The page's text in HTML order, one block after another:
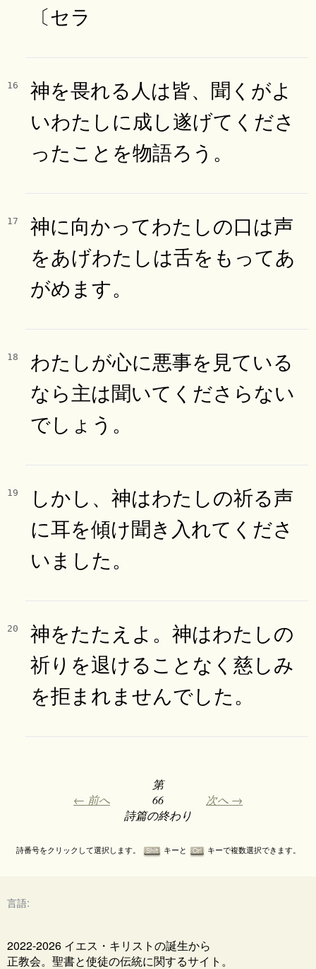
〔セラ
16
神を畏れる人は皆、聞くがよ
いわたしに成し遂げてくださ
ったことを物語ろう。
17
神に向かってわたしの口は声
をあげわたしは舌をもってあ
がめます。
18
わたしが心に悪事を見ている
なら主は聞いてくださらない
でしょう。
19
しかし、神はわたしの祈る声
に耳を傾け聞き入れてくださ
いました。
20
神をたたえよ。神はわたしの
祈りを退けることなく慈しみ
を拒まれませんでした。
← 前へ
第
66
詩篇の終わり
次へ →
詩番号をクリックして選択します。 Shift キーと Ctrl キーで複数選択できます。
言語:
2022-2026 イエス・キリストの誕生から
正教会。聖書と使徒の伝統に関するサイト。